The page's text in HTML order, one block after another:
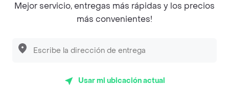
Facebook
Twitter
Instagram
©2026Rappi Inc. All rights reserved.
Mejor servicio, entregas más rápidas y los precios
más convenientes!
Usar mi ubicación actual